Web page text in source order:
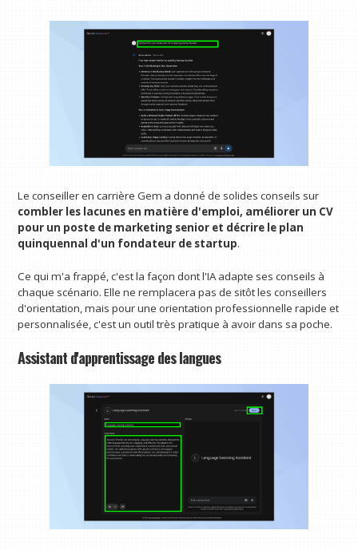
Le conseiller en carrière Gem a donné de solides conseils sur
combler les lacunes en matière d'emploi, améliorer un CV
pour un poste de marketing senior et décrire le plan
quinquennal d'un fondateur de startup.
Ce qui m'a frappé, c'est la façon dont l'IA adapte ses conseils à
chaque scénario. Elle ne remplacera pas de sitôt les conseillers
d'orientation, mais pour une orientation professionnelle rapide et
personnalisée, c'est un outil très pratique à avoir dans sa poche.
Assistant d'apprentissage des langues